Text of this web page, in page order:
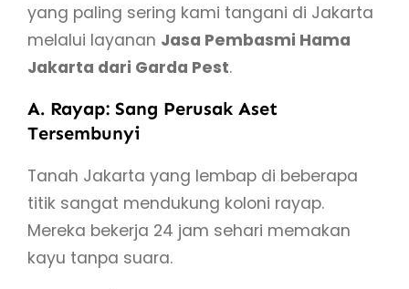
yang paling sering kami tangani di Jakarta
melalui layanan Jasa Pembasmi Hama
Jakarta dari Garda Pest.
A. Rayap: Sang Perusak Aset
Tersembunyi
Tanah Jakarta yang lembap di beberapa
titik sangat mendukung koloni rayap.
Mereka bekerja 24 jam sehari memakan
kayu tanpa suara.